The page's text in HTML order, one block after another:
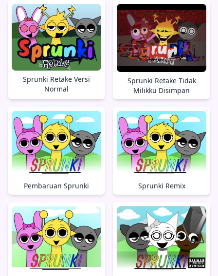
Sprunki Retake Versi
Normal
Sprunki Retake Tidak
Milikku Disimpan
Pembaruan Sprunki Sprunki Remix